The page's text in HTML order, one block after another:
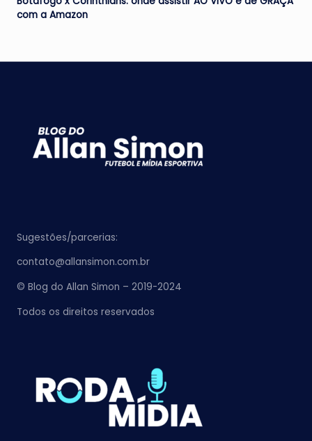
com a Amazon
Sugestões/parcerias:
contato@allansimon.com.br
© Blog do Allan Simon – 2019-2024
Todos os direitos reservados